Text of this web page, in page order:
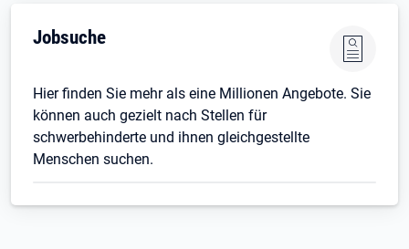
Jobsuche
Hier finden Sie mehr als eine Millionen Angebote. Sie
können auch gezielt nach Stellen für
schwerbehinderte und ihnen gleichgestellte
Menschen suchen.